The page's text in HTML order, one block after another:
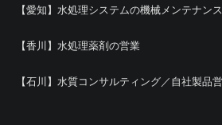
【愛知】水処理システムの機械メンテナン
【香川】水処理薬剤の営業
【石川】水質コンサルティング／自社製品